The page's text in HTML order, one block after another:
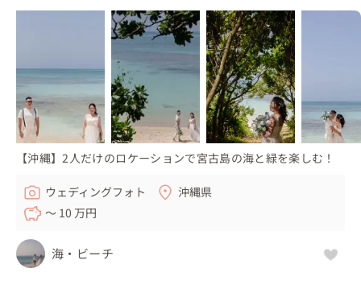
【沖縄】2人だけのロケーションで宮古島の海と緑を楽しむ！
ウェディングフォト
沖縄県
〜 10 万円
海・ビーチ